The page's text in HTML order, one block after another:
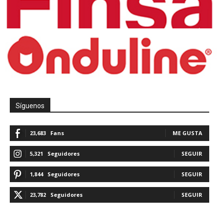
Síguenos
23,683 Fans ME GUSTA
5,321 Seguidores SEGUIR
1,844 Seguidores SEGUIR
23,782 Seguidores SEGUIR